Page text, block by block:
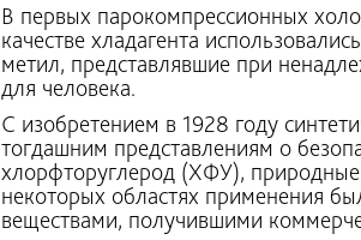
В первых парокомпрессионных
качестве хладагента
метил, представлявшие при
для человека.
С изобретением в 1928 году
тогдашним представлениям о
хлорфторуглерод (ХФУ),
некоторых областях применения
веществами, получившими